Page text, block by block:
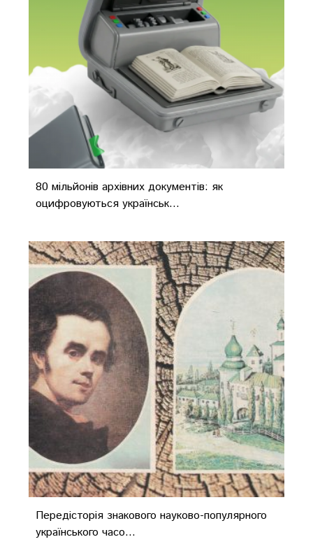
80 мільйонів архівних документів: як
оцифровуються українськ...
Передісторія знакового науково-популярного
українського часо...